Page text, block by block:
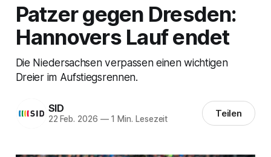
Patzer gegen Dresden:
Hannovers Lauf endet
Die Niedersachsen verpassen einen wichtigen
Dreier im Aufstiegsrennen.
SID
22 Feb. 2026 —1 Min. Lesezeit Teilen